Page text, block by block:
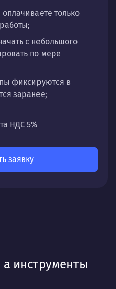
только
с небольшого
по мере
фиксируются в
заранее;
настройки,
НДС 5%
заявку
инструменты